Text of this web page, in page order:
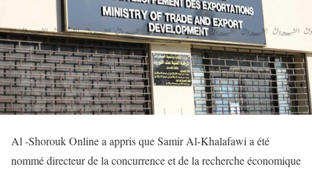
Al -Shorouk Online a appris que Samir Al-Khalafawi a été
nommé directeur de la concurrence et de la recherche économique